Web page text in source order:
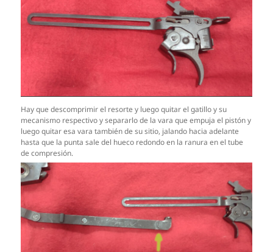
Hay que descomprimir el resorte y luego quitar el gatillo y su
mecanismo respectivo y separarlo de la vara que empuja el pistón y
luego quitar esa vara también de su sitio, jalando hacia adelante
hasta que la punta sale del hueco redondo en la ranura en el tube
de compresión.